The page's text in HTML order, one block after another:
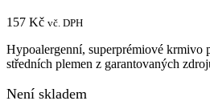
157 Kč vč. DPH
Hypoalergenní, superprémiové krmivo
středních plemen z garantovaných
Není skladem